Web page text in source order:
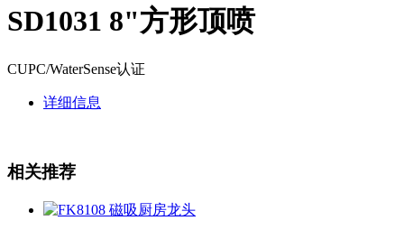
SD1031 8"方形顶喷
CUPC/WaterSense认证
详细信息
相关推荐